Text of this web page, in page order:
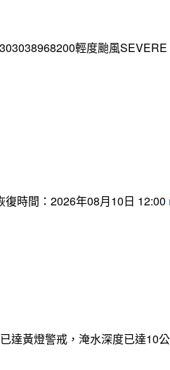
輕度颱風
時間：2026年08月10日 12:00
達黃燈警戒，淹水深度已達10